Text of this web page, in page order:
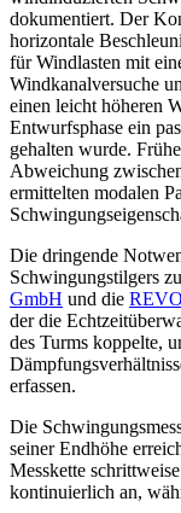
dokumentiert. Der
horizontale
für Windlasten mit
Windkanalversuche
einen leicht höheren
Entwurfsphase ein
gehalten wurde.
Abweichung
ermittelten modalen
Die dringende
Schwingungstilgers
GmbH und die
der die
des Turms koppelte,
erfassen.
Die
seiner Endhöhe
Messkette
kontinuierlich an,